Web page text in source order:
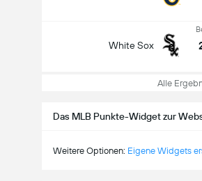
White Sox
Alle
Das MLB Punkte-Widget zur
Weitere Optionen: Eigene Widgets